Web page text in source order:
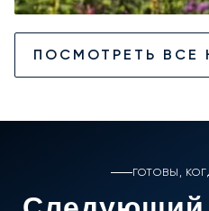
ПОСМОТРЕТЬ ВСЕ
ГОТОВЫ,